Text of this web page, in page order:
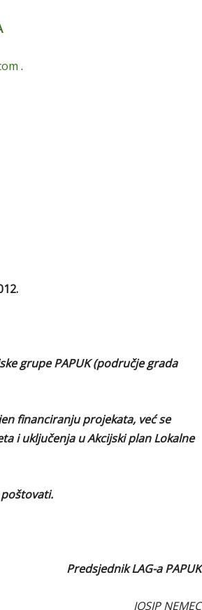
.
grupe PAPUK (područje grada
financiranju projekata, već se
i uključenja u Akcijski plan Lokalne
Predsjednik LAG-a PAPUK
JOSIP NEMEC